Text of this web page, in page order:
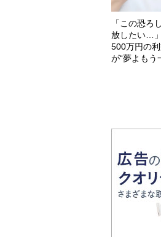
「この恐ろ
放したい…
500万円の
が“夢よもう